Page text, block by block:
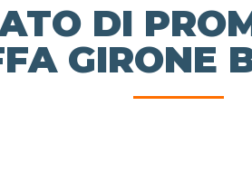
DI
GIRONE